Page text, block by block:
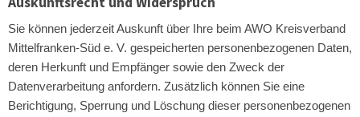
Sie können jederzeit Auskunft über Ihre beim AWO Kreisverband
Mittelfranken-Süd e. V. gespeicherten personenbezogenen Daten,
deren Herkunft und Empfänger sowie den Zweck der
Datenverarbeitung anfordern. Zusätzlich können Sie eine
Berichtigung, Sperrung und Löschung dieser personenbezogenen